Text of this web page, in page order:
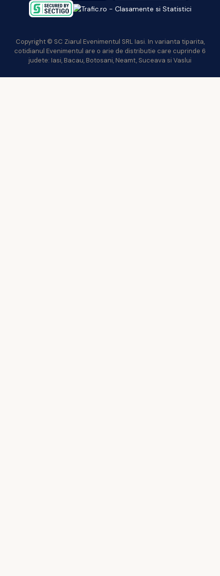
Copyright © SC Ziarul Evenimentul SRL Iasi. In varianta tiparita,
cotidianul Evenimentul are o arie de distributie care cuprinde 6
judete: Iasi, Bacau, Botosani, Neamt, Suceava si Vaslui